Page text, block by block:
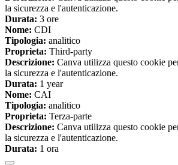
la sicurezza e l'autenticazione.
Durata: 3 ore
Nome: CDI
Tipologia: analitico
Proprieta: Third-party
Descrizione: Canva utilizza questo cookie
la sicurezza e l'autenticazione.
Durata: 1 year
Nome: CAI
Tipologia: analitico
Proprieta: Terza-parte
Descrizione: Canva utilizza questo cookie
la sicurezza e l'autenticazione.
Durata: 1 ora